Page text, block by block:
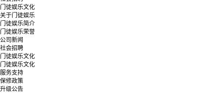
门徒娱乐文化
关于门徒娱乐
门徒娱乐简介
门徒娱乐荣誉
公司新闻
社会招聘
门徒娱乐文化
门徒娱乐文化
服务支持
保修政策
升级公告